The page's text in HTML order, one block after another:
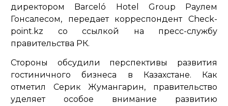
директором Barceló Hotel Group Раулем
Гонсалесом, передает корреспондент Check-
point.kz со ссылкой на пресс-службу
правительства РК.
Стороны обсудили перспективы развития
гостиничного бизнеса в Казахстане. Как
отметил Серик Жумангарин, правительство
уделяет особое внимание развитию